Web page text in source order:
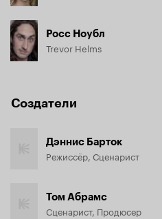
Росс Ноубл
Trevor Helms
Создатели
Дэннис Барток
Режиссёр, Сценарист
Том Абрамс
Сценарист, Продюсер